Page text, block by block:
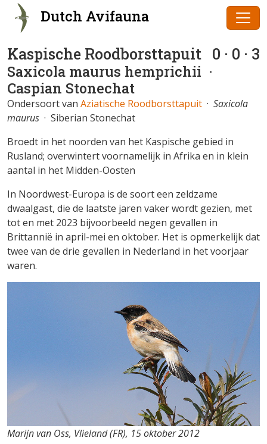
Dutch Avifauna
Kaspische Roodborsttapuit 0 · 0 · 3
Saxicola maurus hemprichii ·
Caspian Stonechat
Ondersoort van Aziatische Roodborsttapuit · Saxicola
maurus · Siberian Stonechat
Broedt in het noorden van het Kaspische gebied in
Rusland; overwintert voornamelijk in Afrika en in klein
aantal in het Midden-Oosten
In Noordwest-Europa is de soort een zeldzame
dwaalgast, die de laatste jaren vaker wordt gezien, met
tot en met 2023 bijvoorbeeld negen gevallen in
Brittannië in april-mei en oktober. Het is opmerkelijk dat
twee van de drie gevallen in Nederland in het voorjaar
waren.
Marijn van Oss, Vlieland (FR), 15 oktober 2012